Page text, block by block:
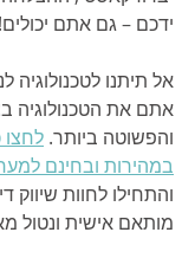
ידכם – גם אתם יכולים!
אל תיתנו לטכנולוגיה
אתם את הטכנולוגיה
והפשוטה ביותר. לחצו
במהירות ובחינם
והתחילו לחוות שיווק
מותאם אישית ונטול